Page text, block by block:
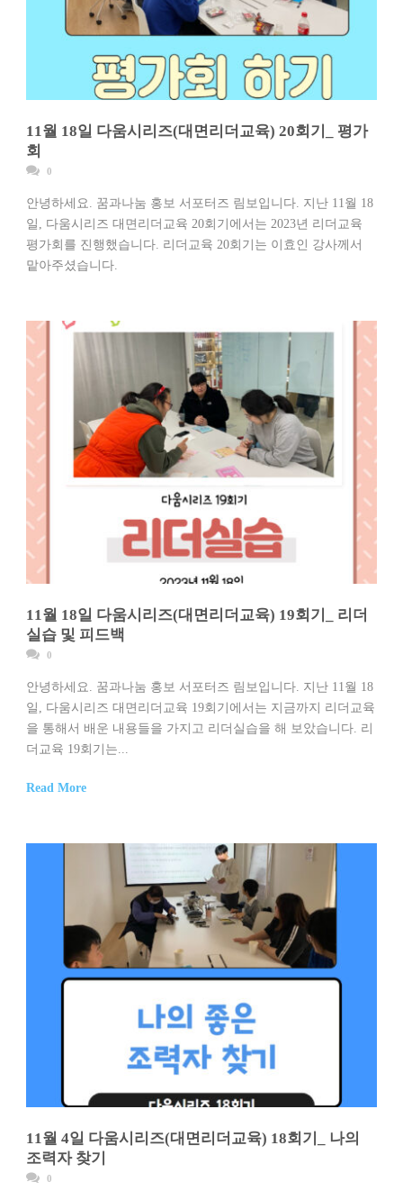
11월 18일 다움시리즈(대면리더교육) 20회기_ 평가
회
0
안녕하세요. 꿈과나눔 홍보 서포터즈 림보입니다. 지난 11월 18
일, 다움시리즈 대면리더교육 20회기에서는 2023년 리더교육
평가회를 진행했습니다. 리더교육 20회기는 이효인 강사께서
맡아주셨습니다.
11월 18일 다움시리즈(대면리더교육) 19회기_ 리더
실습 및 피드백
0
안녕하세요. 꿈과나눔 홍보 서포터즈 림보입니다. 지난 11월 18
일, 다움시리즈 대면리더교육 19회기에서는 지금까지 리더교육
을 통해서 배운 내용들을 가지고 리더실습을 해 보았습니다. 리
더교육 19회기는...
Read More
11월 4일 다움시리즈(대면리더교육) 18회기_ 나의
조력자 찾기
0